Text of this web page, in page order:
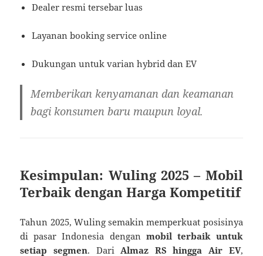
Dealer resmi tersebar luas
Layanan booking service online
Dukungan untuk varian hybrid dan EV
Memberikan kenyamanan dan keamanan
bagi konsumen baru maupun loyal.
Kesimpulan: Wuling 2025 – Mobil
Terbaik dengan Harga Kompetitif
Tahun 2025, Wuling semakin memperkuat posisinya
di pasar Indonesia dengan mobil terbaik untuk
setiap segmen. Dari Almaz RS hingga Air EV,